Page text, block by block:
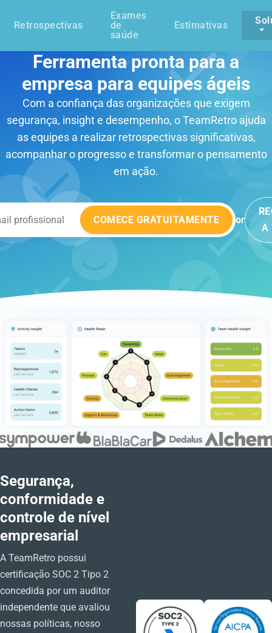
Retrospectivas
Exames
de
saúde
Estimativas
Ferramenta pronta para a
empresa para equipes ágeis
Com a confiança das organizações que exigem
segurança, insight e desempenho, o TeamRetro ajuda
as equipes a realizar retrospectivas significativas,
acompanhar o progresso e transformar o pensamento
em ação.
COMECE GRATUITAMENTE or
A
Segurança,
conformidade e
controle de nível
empresarial
A TeamRetro possui
certificação SOC 2 Tipo 2
concedida por um auditor
independente que avaliou
nossas políticas, nosso